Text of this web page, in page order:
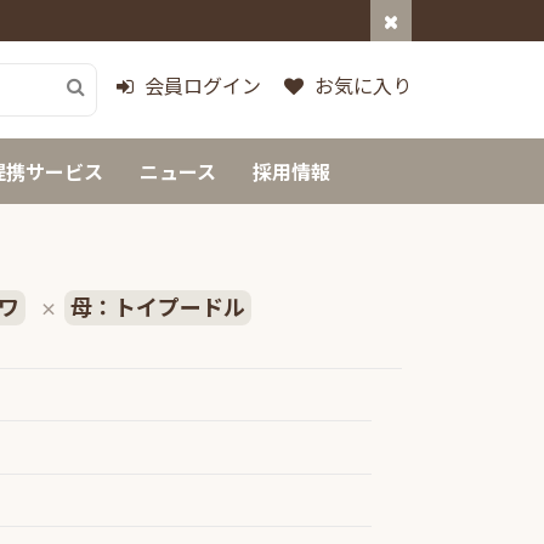
会員ログイン お気に入り
携サービス ニュース 採用情報
× 母：トイプードル